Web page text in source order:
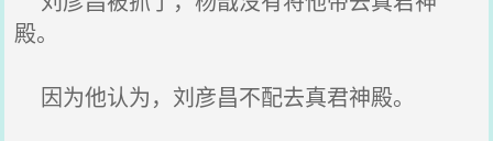
殿。
因为他认为，刘彦昌不配去真君神殿。